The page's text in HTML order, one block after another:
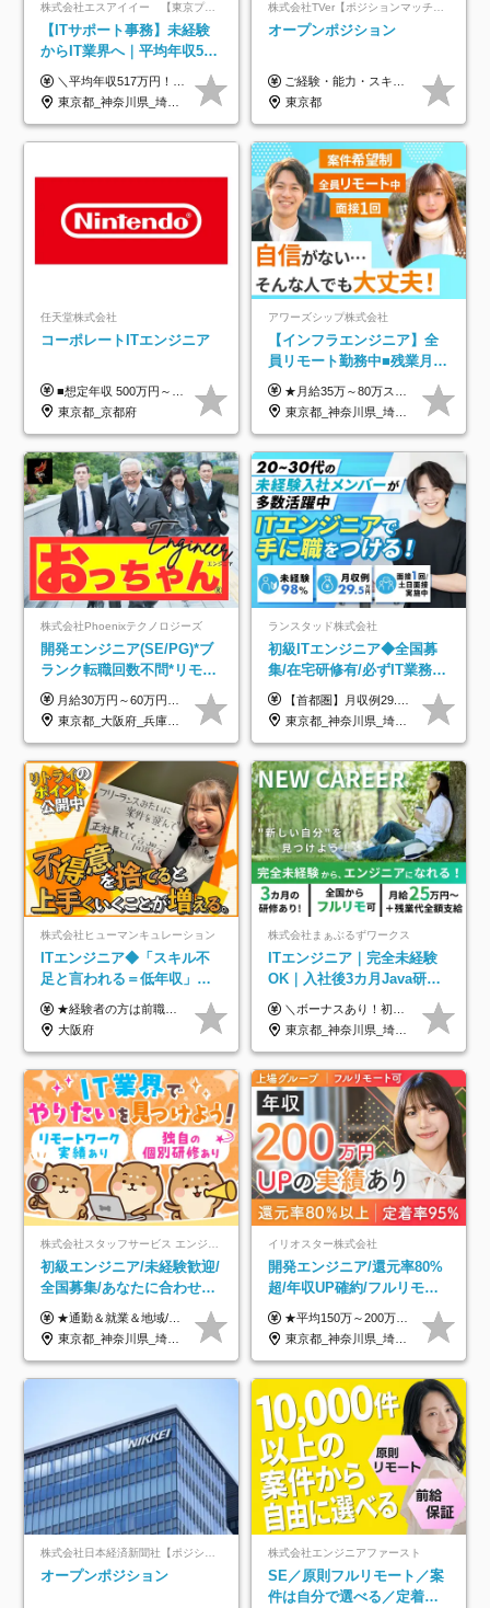
株式会社エスアイイー 【東京プロマーケット上場】
【ITサポート事務】未経験
からIT業界へ｜平均年収517
万円｜ホワイト企業認定｜
年休134日｜リモートOK
＼平均年収517万円！入社5年目まで毎年必ず昇給／ ■賞与年3回 ■年収800万円以上も可 ■入社3年以上の平均年収469.2万円 月給23万2000円以上＋賞与年3回＋各種手当 ☆入社5年目まで最大1万5000円の定期昇給を確約 ┃各種手当充実 ・規定の資格を取得すれば、2000円～5万円を毎月支給（2万4000円～60万円／年） ・研修中に取得した取得率95％の資格でも研修後の給料UP ※月給は年齢・経験・能力を考慮して、優遇いたします ※上記月給金額は固定残業代（20時間/3万1300円円以上）を含み、超過分は別途支給いたします ※試用期間（6ヶ月）は月給に変動はありますが、その他待遇に差異はありません ├入社後1ヶ月～3ヶ月間は、月給20万1900円となります └上記金額は固定残業代（10時間／1万6000円）を含み、超過分は別途支給いたします
東京都_神奈川県_埼玉県_千葉県_大阪府_愛知県_北海道_青森県_岩手県_宮城県_秋田県_山形県_福島県_茨城県_栃木県_群馬県_新潟県_山梨県_長野県_富山県_石川県_福井県_静岡県_岐阜県_三重県_兵庫県_京都府_滋賀県_奈良県_和歌山県_広島県_岡山県_鳥取県_島根県_山口県_徳島県_香川県_愛媛県_高知県_福岡県_熊本県_佐賀県_長崎県_大分県_宮崎県_鹿児島県_沖縄県
株式会社TVer【ポジションマッチ登録】
オープンポジション
ご経験・能力・スキル等により、当社基準にて優遇・相談のうえ決定いたします。
東京都
任天堂株式会社
コーポレートITエンジニア
■想定年収 500万円～900万円 月給制 月給278,000円～ ※残業が発生した場合、残業代を別途全額支給します ※試用期間2ヶ月あり(待遇や給与に差異はありません)
東京都_京都府
アワーズシップ株式会社
【インフラエンジニア】全
員リモート勤務中■残業月
3h■最大3ヶ月の連休あり■
年休126日■20～30代活躍
中！
★月給35万～80万スタートも可 【未経験の方】 ■月給26万～80万＋賞与年2回（年2ヶ月分） 【何かしらのインフラエンジニア経験をお持ちの方】 ■月給35万～80万＋賞与年2回（年2ヶ月分） ※スキル・経験などを考慮し決定します ※試用期間6ヶ月あり。期間中は契約社員となります。その他の待遇に差異はありません（試用期間終了後、昇給の可能性あり） ※上記金額には固定残業代（月30時間分／4万9600円～15万2600円）を含みます。超過分は別途支給いたします。 ＼頑張りはインセンティブで還元！／ クライアントに貢献度を評価され、当社のエンジニアが追加で案件に参画することになるなど、会社にとって利益になる行動はしっかり評価します。 会社の成長に貢献できていることを実感でき、「もっと頑張ろう」と思える体制づくりを整えています！
東京都_神奈川県_埼玉県_千葉県_大阪府
株式会社Phoenixテクノロジーズ
開発エンジニア(SE/PG)*ブ
ランク転職回数不問*リモー
ト案件多数*残業ほぼ0*通院
のための半休制度あり
月給30万円～60万円+住宅手当+職能手当+役職手当+決算賞与+報奨金 ※経験・能力を考慮し、優遇します ※給与には20時間分のみなし時間外手当(3万7000円以上)を含みます(超過時間分は別途追加支給) ※試用期間3～6ヵ月あり(その間の給与、待遇に差異なし) ※場合によって契約社員での採用の可能性あり(面接時に応相談)
東京都_大阪府_兵庫県_京都府_福岡県
ランスタッド株式会社
初級ITエンジニア◆全国募
集/在宅研修有/必ずIT業務配
属/月収例29.5万円/Web面接
1回/SE
【首都圏】月収例29.5万円（月給26万円＋諸手当） 【東海・関西】月収例28.5万円（月給25万円＋諸手当） 【九州】月収例26万円（月給23万円＋諸手当） ※経験・スキル・前職給与を踏まえ、総合的に判断して決定します。 例：首都圏 月収例31万円（月給27万円＋諸手当） ◆各種手当 ・通勤手当（上限4万円まで） ・残業代手当（1分単位で全額支給） ※固定残業代制は採用しておりません ・深夜勤務手当 ・資格取得支援（ランクに応じてお祝い金1万円～10万円を支給） ◆昇給：年1回 ◆補足 ・研修中1ヶ月間は、時給1670円となります。 ・試用期間6ヶ月あり。その間の待遇に変更はありません。 ※詳細は面接時にご案内します。
東京都_神奈川県_埼玉県_千葉県_大阪府_愛知県_兵庫県_京都府_福岡県
株式会社ヒューマンキュレーション
ITエンジニア◆「スキル不
足と言われる＝低年収」で
はない！｜ 不安を克服し、
年収アップした社員の実例
★経験者の方は前職の年収以上を保証します ★案件単価を開示した上で80％以上を還元します 月給25万円以上＋賞与年2回 ※経験や能力を考慮の上で優遇します ※試用期間が3ヶ月(その間の給与・待遇・雇用形態に変更はありません) ※月給には月20時間分のみなし残業手当(5万円)を含みます(超過分は別途支給) ★残業平均は月10時間以下ですので、毎月10時間分程度はお得です！
大阪府
株式会社まぁぶるずワークス
ITエンジニア｜完全未経験
OK｜入社後3カ月Java研修
｜リモート率8割以上｜充実
のキャリア支援｜残業月10h
＼ボーナスあり！初年度から年収300万円以上／ ■月給25万円～35万円＋残業代全額支給＋各種手当＋賞与年1回 ◎経験・年齢・スキルなどを考慮し、できるだけ優遇します ◎試用期間中(3カ月)は契約社員で、月給21万円＋諸手当になります。 (試用期間中は残業が発生しません。その他の待遇に変更はありません) ----------------- ＼3つの評価軸！実力次第で早期収入アップ！／ 【1】スキル(IT理解、実装力、設計) 【2】実務力(現場評価、コミュ力、品質) 【3】姿勢(自走力、意欲、責任感) この3つの評価軸で、3カ月ごとに評価。社内グレードにより、給与が決まる明確な仕組みです。何ができれば給与が上がるのか分かりやすく、実力や努力次第で早期に収入を増やせます！ 【固定残業代について】 なし（残業代は、実際の労働時間に応じて別途全額支給）
東京都_神奈川県_埼玉県_千葉県_大阪府_愛知県_北海道_青森県_岩手県_宮城県_秋田県_山形県_福島県_茨城県_栃木県_群馬県_新潟県_山梨県_長野県_富山県_石川県_福井県_静岡県_岐阜県_三重県_兵庫県_京都府_滋賀県_奈良県_和歌山県_広島県_岡山県_鳥取県_島根県_山口県_徳島県_香川県_愛媛県_高知県_福岡県_熊本県_佐賀県_長崎県_大分県_宮崎県_鹿児島県_沖縄県
株式会社スタッフサービス エンジニアリング事業本部
初級エンジニア/未経験歓迎/
全国募集/あなたに合わせた
オリジナル研修をご用
意/AI・IoT/残業平均8時間
★通勤＆就業＆地域/住宅＆役職手当あり ★残業代は全額支給 ★選べる給与制度あり！ ■東京・神奈川・千葉・埼玉勤務の場合 月給24.5万円～55万円＋諸手当 （残業代は全額支給） (20,000円の地域/住宅手当込み) ■愛知・京都・大阪・兵庫勤務の場合 月給24万円以上＋諸手当 （残業代は全額支給） (15,000円の地域/住宅手当込み) ■茨城・栃木・群馬・静岡・三重・滋賀・広島・福岡勤務の場合 月給23.5万円以上＋諸手当 （残業代は全額支給） (10,000円の地域/住宅手当込み) ■北海道・宮城・山梨・長野・岐阜・奈良・和歌山・岡山勤務の場合 月給23万円以上＋諸手当 （残業代は全額支給） (5,000円の地域/住宅手当込み) ■その他のエリア勤務の場合 月給22.5万円以上＋諸手当 （残業代は全額支給） ※経験や能力を考慮し、当社規定により優遇します 【昇給：年一回実施】 【選べる給与制度】 ★収入を重視する方に… 「変動型人事制度」の選択も可能（派遣先からの評価に応じて収入アップ！） ※年2回のタイミングで希望者と面談の上決定します。
東京都_神奈川県_埼玉県_千葉県_大阪府_愛知県_北海道_岩手県_宮城県_山形県_福島県_茨城県_栃木県_群馬県_山梨県_長野県_富山県_石川県_静岡県_岐阜県_三重県_兵庫県_京都府_滋賀県_奈良県_広島県_岡山県_山口県_愛媛県_福岡県_熊本県_長崎県
イリオスター株式会社
開発エンジニア/還元率80%
超/年収UP確約/フルリモ
OK/年休130日/平均残業7h/
約2万件の案件から選択
★平均150万～200万円年収UPを実現！ ★前職給与を100％保証！ ★案件内容の開示・明確な評価体制あり ⇒クライアント評価で即昇給を実現したケースも◎ ★年12回（毎月昇給チャンスあり） ■月給35万円～103万円 ※経験・能力・前職給与を考慮し、決定 ※上記給与には月30時間分(6万6500円以上)の固定残業代が含まれます。超過分は手当として別途支給します ※試用期間3ヶ月あり(期間中の給与・待遇面に差異はありません) ▼収入アップの実例をご紹介 ───────────── ★働き方改革をした30代男性（PG） 子どもが生まれたばかりなのに、忙しい現場で残業も月50～60時間が当たり前。 ⇒残業ほぼゼロ＆週3リモートの働き方に！しかも給与もアップ！ ★収入アップした30代男性（PM） 子供が3人いて家計も苦しく、残業代で稼ぐ日々… ⇒残業をたくさんしていた年収額より、100万円以上アップしました！
東京都_神奈川県_埼玉県_千葉県_大阪府_愛知県_北海道_青森県_岩手県_宮城県_秋田県_山形県_福島県_茨城県_栃木県_群馬県_新潟県_山梨県_長野県_富山県_石川県_福井県_静岡県_岐阜県_三重県_兵庫県_京都府_滋賀県_奈良県_和歌山県_広島県_岡山県_鳥取県_島根県_山口県_徳島県_香川県_愛媛県_高知県_福岡県_熊本県_佐賀県_長崎県_大分県_宮崎県_鹿児島県_沖縄県
株式会社日本経済新聞社【ポジションマッチ登録】
オープンポジション
株式会社エンジニアファースト
SE／原則フルリモート／案
件は自分で選べる／定着率